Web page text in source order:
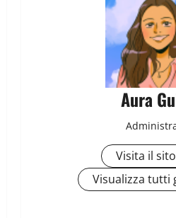
Aura
Visita il
Visualizza tutti